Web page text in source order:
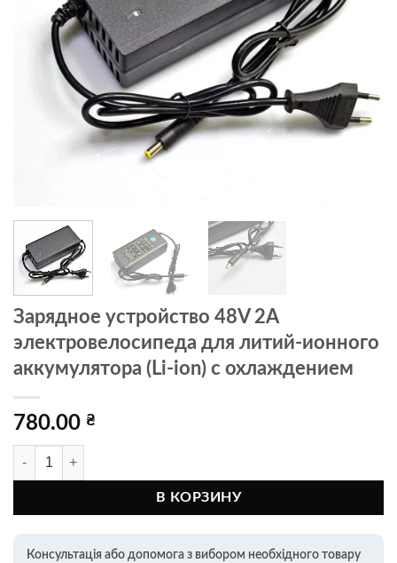
Зарядное устройство 48V 2A
электровелосипеда для литий-ионного
аккумулятора (Li-ion) с охлаждением
780.00 ₴
Количество товара Зарядное устройство 48V 2A
В КОРЗИНУ
Консультація або допомога з вибором необхідного товару